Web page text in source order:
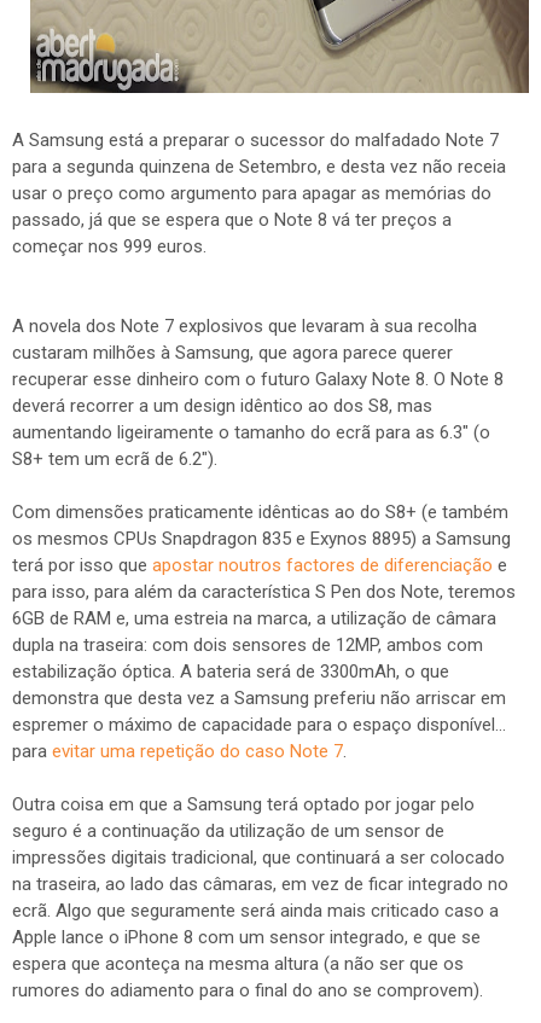
A Samsung está a preparar o sucessor do malfadado Note 7
para a segunda quinzena de Setembro, e desta vez não receia
usar o preço como argumento para apagar as memórias do
passado, já que se espera que o Note 8 vá ter preços a
começar nos 999 euros.
A novela dos Note 7 explosivos que levaram à sua recolha
custaram milhões à Samsung, que agora parece querer
recuperar esse dinheiro com o futuro Galaxy Note 8. O Note 8
deverá recorrer a um design idêntico ao dos S8, mas
aumentando ligeiramente o tamanho do ecrã para as 6.3" (o
S8+ tem um ecrã de 6.2").
Com dimensões praticamente idênticas ao do S8+ (e também
os mesmos CPUs Snapdragon 835 e Exynos 8895) a Samsung
terá por isso que apostar noutros factores de diferenciação e
para isso, para além da característica S Pen dos Note, teremos
6GB de RAM e, uma estreia na marca, a utilização de câmara
dupla na traseira: com dois sensores de 12MP, ambos com
estabilização óptica. A bateria será de 3300mAh, o que
demonstra que desta vez a Samsung preferiu não arriscar em
espremer o máximo de capacidade para o espaço disponível...
para evitar uma repetição do caso Note 7.
Outra coisa em que a Samsung terá optado por jogar pelo
seguro é a continuação da utilização de um sensor de
impressões digitais tradicional, que continuará a ser colocado
na traseira, ao lado das câmaras, em vez de ficar integrado no
ecrã. Algo que seguramente será ainda mais criticado caso a
Apple lance o iPhone 8 com um sensor integrado, e que se
espera que aconteça na mesma altura (a não ser que os
rumores do adiamento para o final do ano se comprovem).